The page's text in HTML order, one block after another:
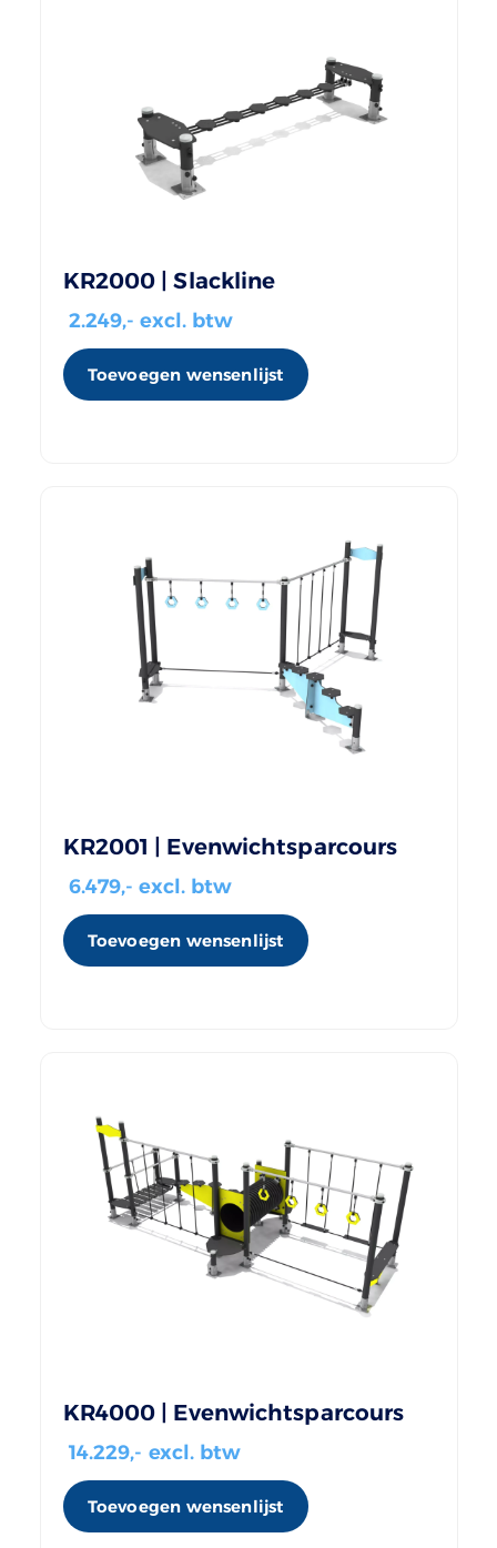
KR2000 | Slackline
2.249,- excl. btw
Toevoegen wensenlijst
KR2001 | Evenwichtsparcours
6.479,- excl. btw
Toevoegen wensenlijst
KR4000 | Evenwichtsparcours
14.229,- excl. btw
Toevoegen wensenlijst